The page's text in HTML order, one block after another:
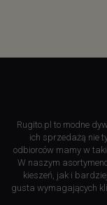
Rugito.pl to modne
ich sprzedażą nie
odbiorców mamy w
W naszym
kieszeń, jak i
gusta wymagających